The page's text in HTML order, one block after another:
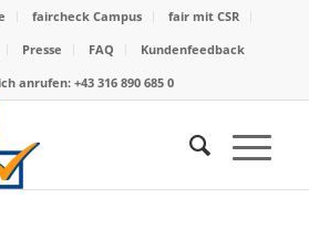
faircheck Campus
fair mit CSR
Presse FAQ
Kundenfeedback
anrufen: +43 316 890 685 0